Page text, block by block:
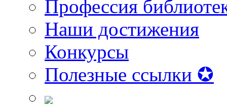
Профессия
Наши достижения
Конкурсы
Полезные ссылки ✪